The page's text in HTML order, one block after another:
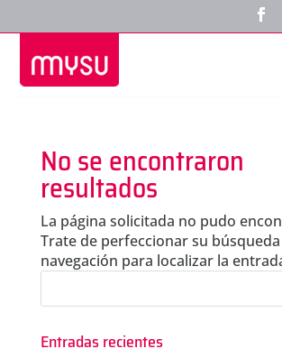
No se encontraron
resultados
La página solicitada no pudo
Trate de perfeccionar su
navegación para localizar la
Entradas recientes